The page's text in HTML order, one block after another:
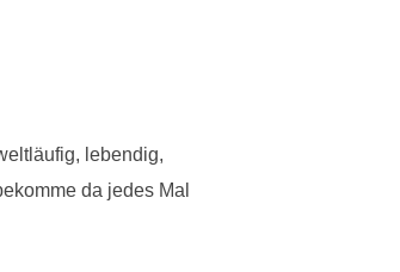
lebendig,
da jedes Mal